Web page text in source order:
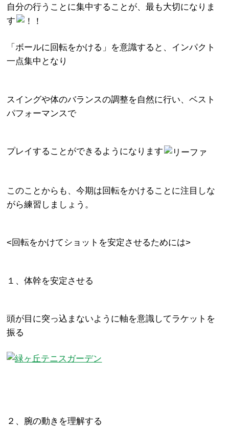
自分の行うことに集中することが、最も大切になりま
す
「ボールに回転をかける」を意識すると、インパクト
一点集中となり
スイングや体のバランスの調整を自然に行い、ベスト
パフォーマンスで
プレイすることができるようになります
このことからも、今期は回転をかけることに注目しな
がら練習しましょう。
<回転をかけてショットを安定させるためには>
１、体幹を安定させる
頭が目に突っ込まないように軸を意識してラケットを
振る
２、腕の動きを理解する